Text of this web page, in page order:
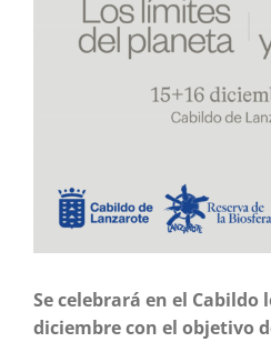
Se celebrará en el Cabildo
diciembre con el objetivo